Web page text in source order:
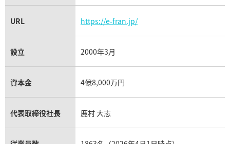
URL https://e-fran.jp/
設立 2000年3月
資本金 4億8,000万円
代表取締役社長 鹿村 大志